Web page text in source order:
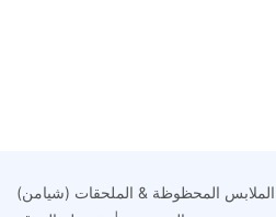
حقوق الطبع والنشر © 2024 الملابس المحظوظة & الملحقات (شيامن)